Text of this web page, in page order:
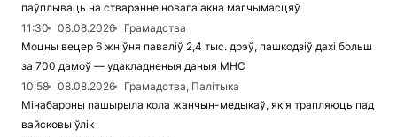
паўплываць на стварэнне новага акна магчымасцяў
11:30
08.08.2026
Грамадства
Моцны вецер 6 жніўня паваліў 2,4 тыс. дрэў, пашкодзіў дахі больш
за 700 дамоў — удакладненыя даныя МНС
10:58
08.08.2026
Грамадства, Палітыка
Мінабароны пашырыла кола жанчын-медыкаў, якія трапляюць пад
вайсковы ўлік